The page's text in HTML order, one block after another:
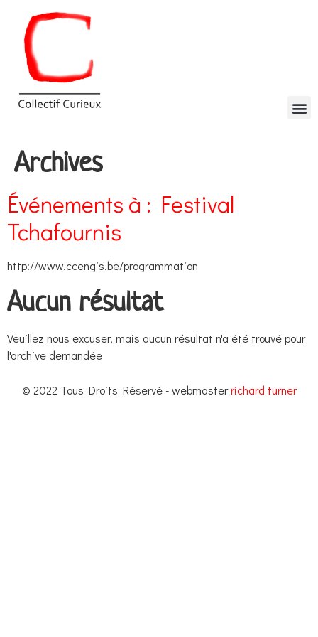
Archives
Événements à : Festival
Tchafournis
http://www.ccengis.be/programmation
Aucun résultat
Veuillez nous excuser, mais aucun résultat n'a été trouvé pour
l'archive demandée
© 2022 Tous Droits Réservé - webmasterrichard turner